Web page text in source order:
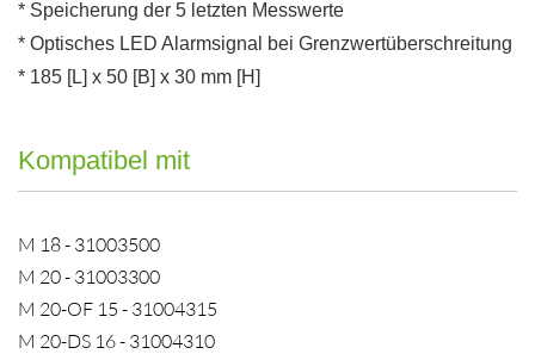
* Speicherung der 5 letzten Messwerte
* Optisches LED Alarmsignal bei Grenzwertüberschreitung
* 185 [L] x 50 [B] x 30 mm [H]
Kompatibel mit
M 18 - 31003500
M 20 - 31003300
M 20-OF 15 - 31004315
M 20-DS 16 - 31004310